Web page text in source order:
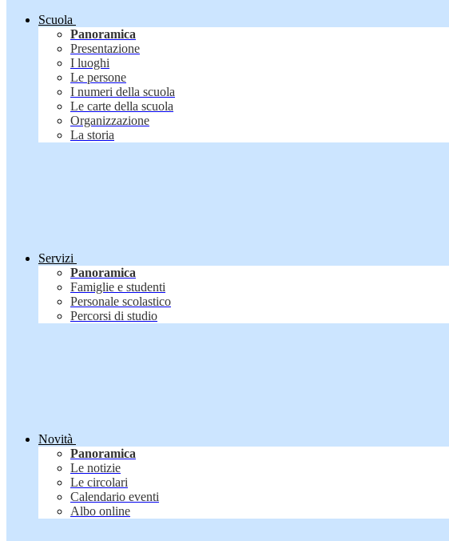
Scuola
Panoramica
Presentazione
I luoghi
Le persone
I numeri della scuola
Le carte della scuola
Organizzazione
La storia
Servizi
Panoramica
Famiglie e studenti
Personale scolastico
Percorsi di studio
Novità
Panoramica
Le notizie
Le circolari
Calendario eventi
Albo online